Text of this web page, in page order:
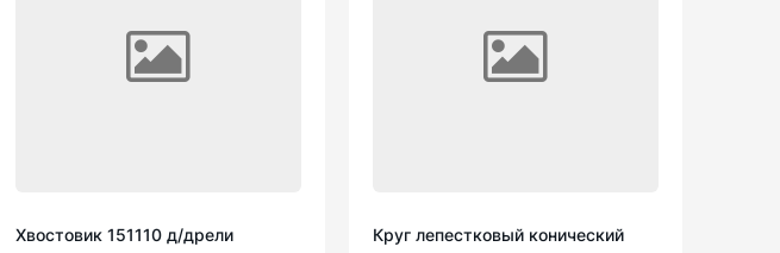
Хвостовик 151110 д/дрели
Круг лепестковый конический